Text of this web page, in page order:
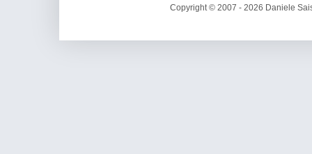
Copyright © 2007 - 2026 Daniele